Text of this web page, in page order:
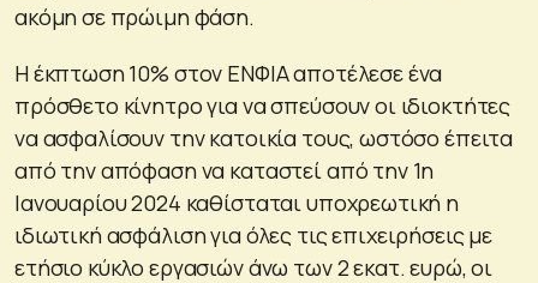
ακόμη σε πρώιμη φάση.
Η έκπτωση 10% στον ΕΝΦΙΑ αποτέλεσε ένα
πρόσθετο κίνητρο για να σπεύσουν οι ιδιοκτήτες
να ασφαλίσουν την κατοικία τους, ωστόσο έπειτα
από την απόφαση να καταστεί από την 1η
Ιανουαρίου 2024 καθίσταται υποχρεωτική η
ιδιωτική ασφάλιση για όλες τις επιχειρήσεις με
ετήσιο κύκλο εργασιών άνω των 2 εκατ. ευρώ, οι